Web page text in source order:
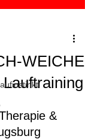
WEICHE
&